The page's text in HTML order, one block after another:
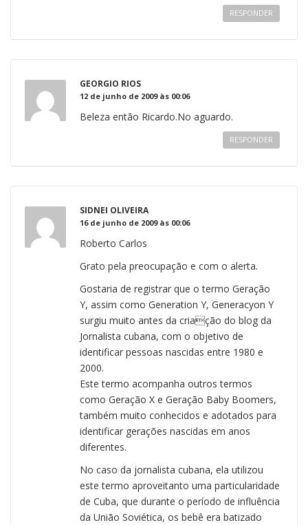
RESPONDER
GEORGIO RIOS
12 de junho de 2009 às 00:06
Beleza então Ricardo.No aguardo.
RESPONDER
SIDNEI OLIVEIRA
16 de junho de 2009 às 00:06
Roberto Carlos
Grato pela preocupação e com o alerta.
Gostaria de registrar que o termo Geração
Y, assim como Generation Y, Generacyon Y
surgiu muito antes da criação do blog da
Jornalista cubana, com o objetivo de
identificar pessoas nascidas entre 1980 e
2000.
Este termo acompanha outros termos
como Geração X e Geração Baby Boomers,
também muito conhecidos e adotados para
identificar gerações nascidas em anos
diferentes.
No caso da jornalista cubana, ela utilizou
este termo aproveitanto uma particularidade
de Cuba, que durante o período de influência
da União Soviética, os bebê era batizado